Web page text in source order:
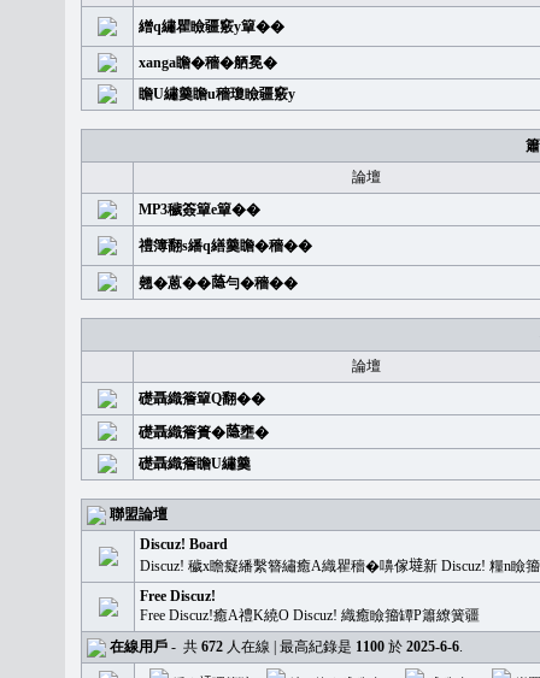
繒q繡瞿瞼疆竅y簞��
xanga瞻�穡�舾冕�
瞻U繡羹瞻u穡瓊瞼疆竅y
論壇
MP3穢簽簞e簞��
禮簿翻s繙q繕羹瞻�穡��
翹�蒽��𦻕勻�穡��
論壇
礎聶織簷簞Q翻��
礎聶織簷簣�𦻕壅�
礎聶織簷瞻U繡羹
聯盟論壇
Discuz! Board
Discuz! 穢x瞻癡繙繫簪繡癒A織瞿穡�嚊傢𡐿新 Discuz! 糧n
Free Discuz!
Free Discuz!癒A禮K繞O Discuz! 織癒瞼籀罈P簫繚簧疆
在線用戶 - 共 672 人在線 | 最高紀錄是 1100 於 2025-6-6.